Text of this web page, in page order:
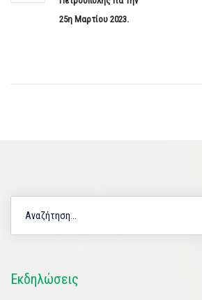
25η Μαρτίου 2023.
Εκδηλώσεις